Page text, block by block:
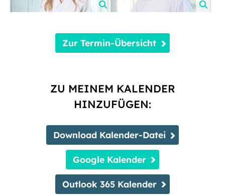
Zur Termin-Übersicht
ZU MEINEM KALENDER
HINZUFÜGEN:
Download Kalender-Datei
Google Kalender
Outlook 365 Kalender